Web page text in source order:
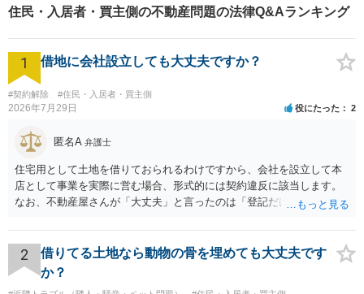
ひお聞かせください！
住民・入居者・買主側の不動産問題の法律Q&Aランキング
1 借地に会社設立しても大丈夫ですか？
#契約解除 #住民・入居者・買主側
2026年7月29日 役にたった 2
匿名A 弁護士
住宅用として土地を借りておられるわけですから、会社を設立して本
店として事業を実際に営む場合、形式的には契約違反に該当します。
なお、不動産屋さんが「大丈夫」と言ったのは「登記だけなら実務上
れますが、これは法的な保証ではありません。 ただ、解除まで認めら
れるかどうかについては信頼関係が破壊されたかどうかで判断されま
すので、建物を事務所・店舗用に大きく改築する等までなさらない限
り、リスクはそれほど大きくないかもしれません。 しかしそれでも、
2
借りてる土地なら動物の骨を埋めても大丈夫です
か？